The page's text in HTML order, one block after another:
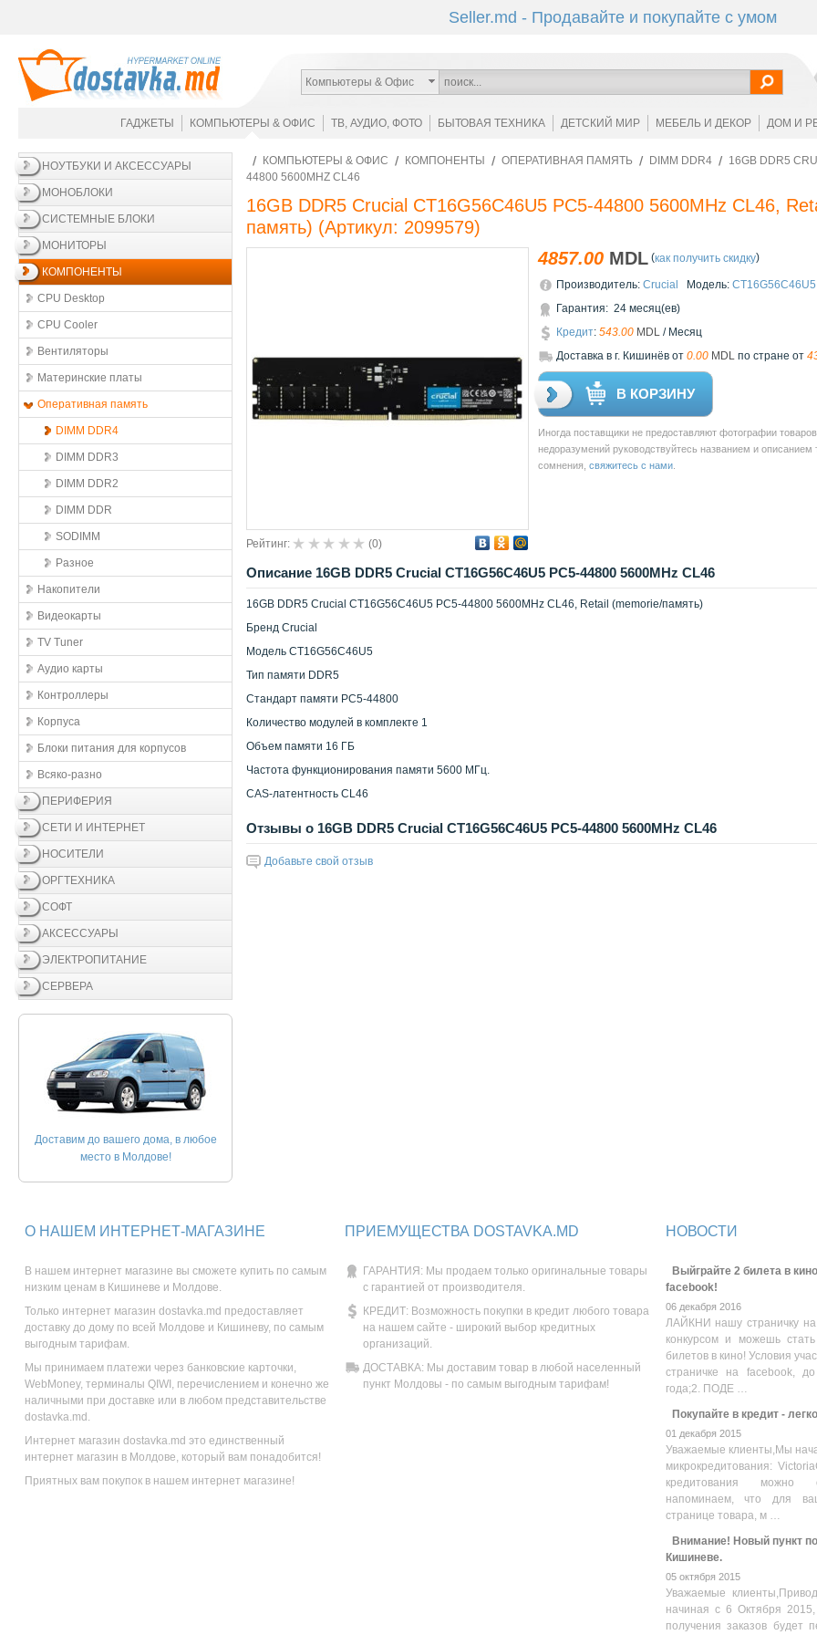
Seller.md - Продавайте и покупайте с умом
Компьютеры & Офис
ГАДЖЕТЫ КОМПЬЮТЕРЫ & ОФИС ТВ, АУДИО, ФОТО БЫТОВАЯ ТЕХНИКА ДЕТСКИЙ МИР МЕБЕЛЬ И ДЕКОР ДОМ И
НОУТБУКИ И АКСЕССУАРЫ
МОНОБЛОКИ
СИСТЕМНЫЕ БЛОКИ
МОНИТОРЫ
КОМПОНЕНТЫ
CPU Desktop
CPU Cooler
Вентиляторы
Материнские платы
Оперативная память
DIMM DDR4
DIMM DDR3
DIMM DDR2
DIMM DDR
SODIMM
Разное
Накопители
Видеокарты
TV Tuner
Аудио карты
Контроллеры
Корпуса
Блоки питания для корпусов
Всяко-разно
ПЕРИФЕРИЯ
СЕТИ И ИНТЕРНЕТ
НОСИТЕЛИ
ОРГТЕХНИКА
СОФТ
АКСЕССУАРЫ
ЭЛЕКТРОПИТАНИЕ
СЕРВЕРА
Доставим до вашего дома, в любое
место в Молдове!
КОМПЬЮТЕРЫ & ОФИС КОМПОНЕНТЫ ОПЕРАТИВНАЯ ПАМЯТЬ DIMM DDR4
16GB DDR5
44800 5600MHZ CL46
16GB DDR5 Crucial CT16G56C46U5 PC5-44800 5600MHz CL46,
память) (Артикул: 2099579)
Рейтинг: (0)
4857.00 MDL (как получить скидку)
Производитель: Crucial Модель: CT16G56C46U5
Гарантия: 24 месяц(ев)
Кредит: 543.00 MDL / Месяц
Доставкa в г. Кишинёв от 0.00 MDL по стране от
В КОРЗИНУ
Иногда поставщики не предоставляют фотографии
недоразумений руководствуйтесь названием и описанием
сомнения, свяжитесь с нами
Описание 16GB DDR5 Crucial CT16G56C46U5 PC5-44800 5600MHz CL46
16GB DDR5 Crucial CT16G56C46U5 PC5-44800 5600MHz CL46, Retail (memorie/память)
Бренд Crucial
Модель CT16G56C46U5
Тип памяти DDR5
Стандарт памяти PC5-44800
Количество модулей в комплекте 1
Объем памяти 16 ГБ
Частота функционирования памяти 5600 МГц.
CAS-латентность CL46
Отзывы о 16GB DDR5 Crucial CT16G56C46U5 PC5-44800 5600MHz CL46
Добавьте свой отзыв
О НАШЕМ ИНТЕРНЕТ-МАГАЗИНЕ
В нашем интернет магазине вы сможете купить по самым
низким ценам в Кишиневе и Молдове.
Только интернет магазин dostavka.md предоставляет
доставку до дому по всей Молдове и Кишиневу, по самым
выгодным тарифам.
Мы принимаем платежи через банковские карточки,
WebMoney, терминалы QIWI, перечислением и конечно же
наличными при доставке или в любом представительстве
dostavka.md.
Интернет магазин dostavka.md это единственный
интернет магазин в Молдове, который вам понадобится!
Приятных вам покупок в нашем интернет магазине!
ПРИЕМУЩЕСТВА DOSTAVKA.MD
ГАРАНТИЯ: Мы продаем только оригинальные товары
с гарантией от производителя.
КРЕДИТ: Возможность покупки в кредит любого товара
на нашем сайте - широкий выбор кредитных
организаций.
ДОСТАВКА: Мы доставим товар в любой населенный
пункт Молдовы - по самым выгодным тарифам!
НОВОСТИ
Выйграйте 2 билета в
facebook!
06 декабря 2016
ЛАЙКНИ нашу страничку
конкурсом и можешь
билетов в кино! Условия
страничке на facebook,
года;2. ПОДЕ …
Покупайте в кредит -
01 декабря 2015
Уважаемые клиенты,Мы
микрокредитования:
кредитования можно
напоминаем, что для
странице товара, м …
Внимание! Новый пункт
Кишиневе.
05 октября 2015
Уважаемые
начиная с 6 Октября
получения заказов будет